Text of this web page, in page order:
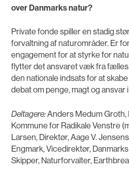
over Danmarks natur?
Private fonde spiller en stadig
forvaltning af naturområder. Er
engagement for at styrke for
flytter det ansvaret væk fra
den nationale indsats for at
debat om penge, magt og
Deltagere:Anders Medum Groth,
Kommune for Radikale Venstre
Larsen, Direktør, Aage V.
Engmark, Vicedirektør,
Skipper, Naturforvalter,